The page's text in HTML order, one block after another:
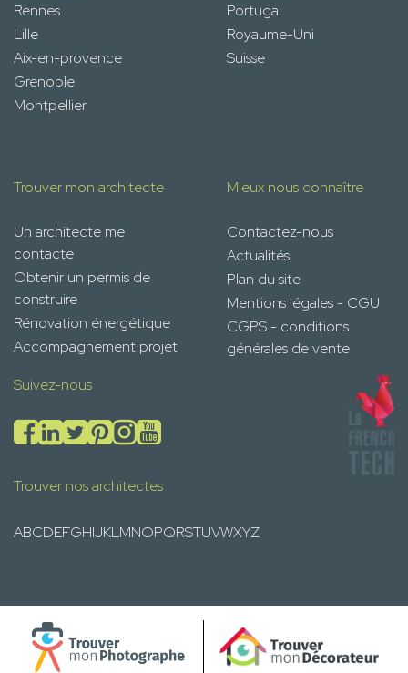
Rennes
Lille
Aix-en-provence
Grenoble
Montpellier
Portugal
Royaume-Uni
Suisse
Trouver mon architecte
Un architecte me
contacte
Obtenir un permis de
construire
Rénovation énergétique
Accompagnement projet
Mieux nous connaître
Contactez-nous
Actualités
Plan du site
Mentions légales - CGU
CGPS - conditions
générales de vente
Suivez-nous
Trouver nos architectes
ABCDEFGHIJKLMNOPQRSTUVWXYZ